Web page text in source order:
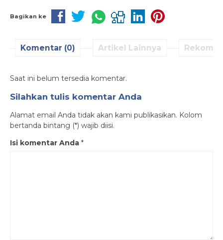
Bagikan ke
Komentar (0) Artikel Lainnya
Saat ini belum tersedia komentar.
Silahkan tulis komentar Anda
Alamat email Anda tidak akan kami publikasikan. Kolom
bertanda bintang (*) wajib diisi.
Isi komentar Anda *